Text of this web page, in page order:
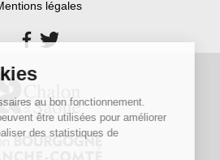
légales
au bon fonctionnement.
peuvent être utilisées pour améliorer
réaliser des statistiques de